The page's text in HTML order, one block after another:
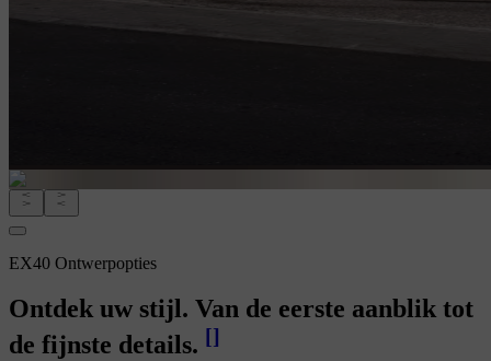
EX40 Ontwerpopties
Ontdek uw stijl. Van de eerste aanblik tot
de fijnste details. []